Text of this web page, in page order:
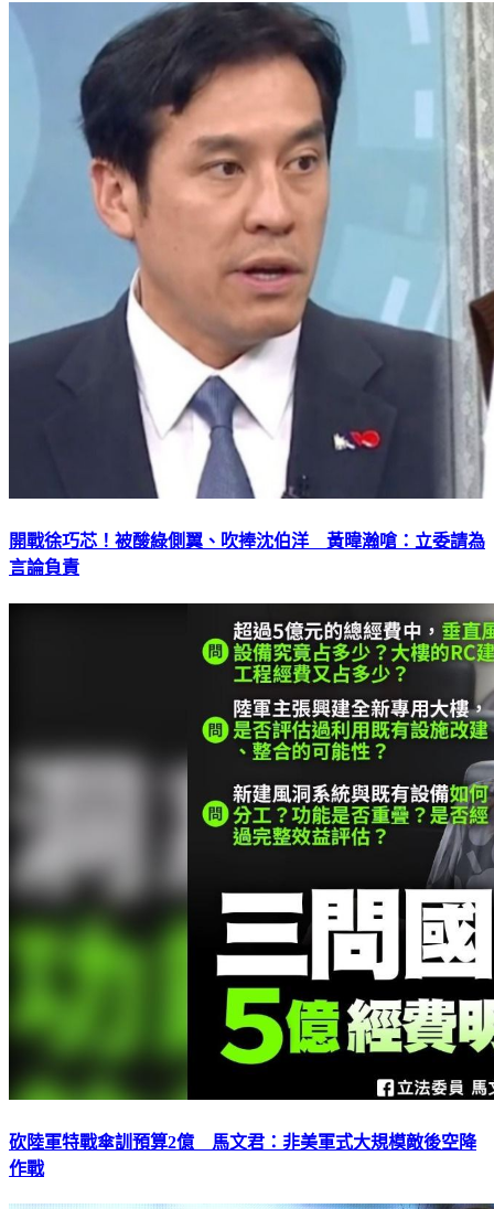
開戰徐巧芯！被酸綠側翼、吹捧沈伯洋 黃暐瀚嗆：立委請為
言論負責
砍陸軍特戰傘訓預算2億 馬文君：非美軍式大規模敵後空降
作戰